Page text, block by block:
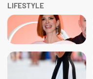
LIFESTYLE